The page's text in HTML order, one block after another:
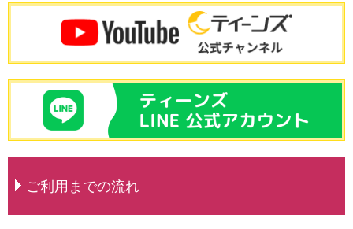
ご利用までの流れ